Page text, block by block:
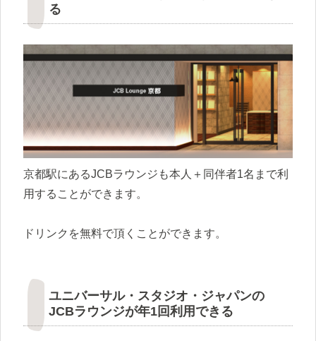
る
京都駅にあるJCBラウンジも本人＋同伴者1名まで利
用することができます。
ドリンクを無料で頂くことができます。
ユニバーサル・スタジオ・ジャパンの
JCBラウンジが年1回利用できる